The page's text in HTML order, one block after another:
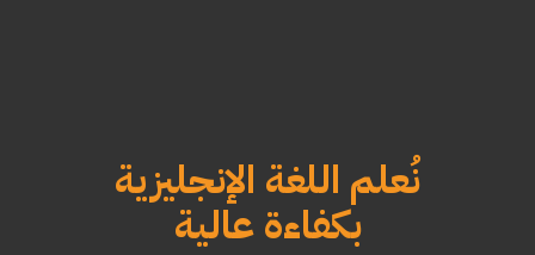
نُعلم اللغة الإنجليزية
بكفاءة عالية